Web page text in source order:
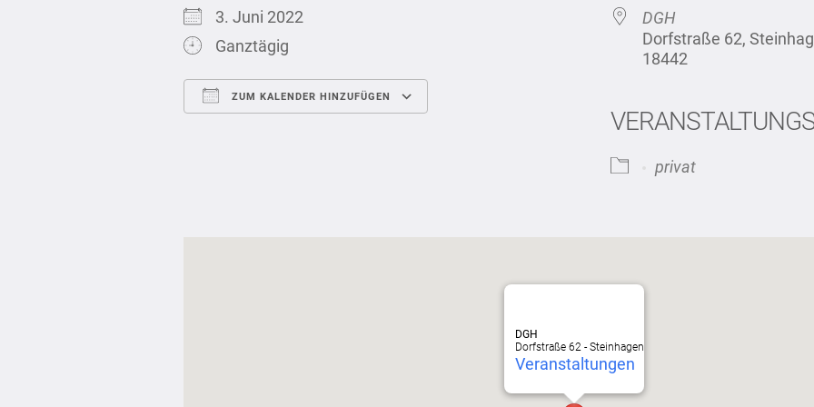
3. Juni 2022
Ganztägig
ZUM KALENDER HINZUFÜGEN
iCalendar
DGH
Dorfstraße 62,
18442
privat
DGH
Dorfstraße 62 - Steinhagen
Veranstaltungen